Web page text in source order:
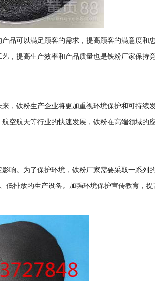
品可以满足顾客的需求，提高顾客的满意度和
，提高生产效率和产品质量也是铁粉厂家保持竞
，铁粉生产企业将更加重视环境保护和可持续
空航天等行业的快速发展，铁粉在高端领域的
响。为了保护环境，铁粉厂家需要采取一系列
排放的生产设备。加强环境保护宣传教育，提